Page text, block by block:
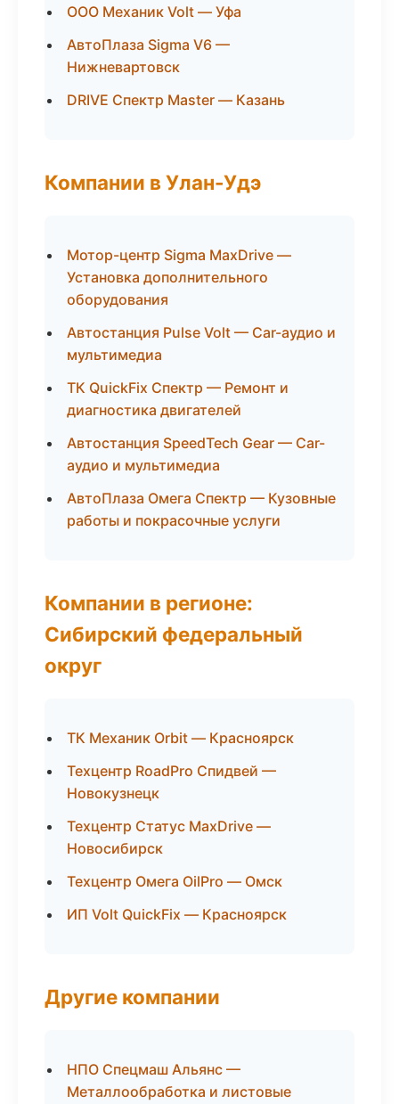
ООО Механик Volt — Уфа
АвтоПлаза Sigma V6 —
Нижневартовск
DRIVE Спектр Master — Казань
Компании в Улан-Удэ
Мотор-центр Sigma MaxDrive —
Установка дополнительного
оборудования
Автостанция Pulse Volt — Car-аудио и
мультимедиа
ТК QuickFix Спектр — Ремонт и
диагностика двигателей
Автостанция SpeedTech Gear — Car-
аудио и мультимедиа
АвтоПлаза Омега Спектр — Кузовные
работы и покрасочные услуги
Компании в регионе:
Сибирский федеральный
округ
ТК Механик Orbit — Красноярск
Техцентр RoadPro Спидвей —
Новокузнецк
Техцентр Статус MaxDrive —
Новосибирск
Техцентр Омега OilPro — Омск
ИП Volt QuickFix — Красноярск
Другие компании
НПО Спецмаш Альянс —
Металлообработка и листовые